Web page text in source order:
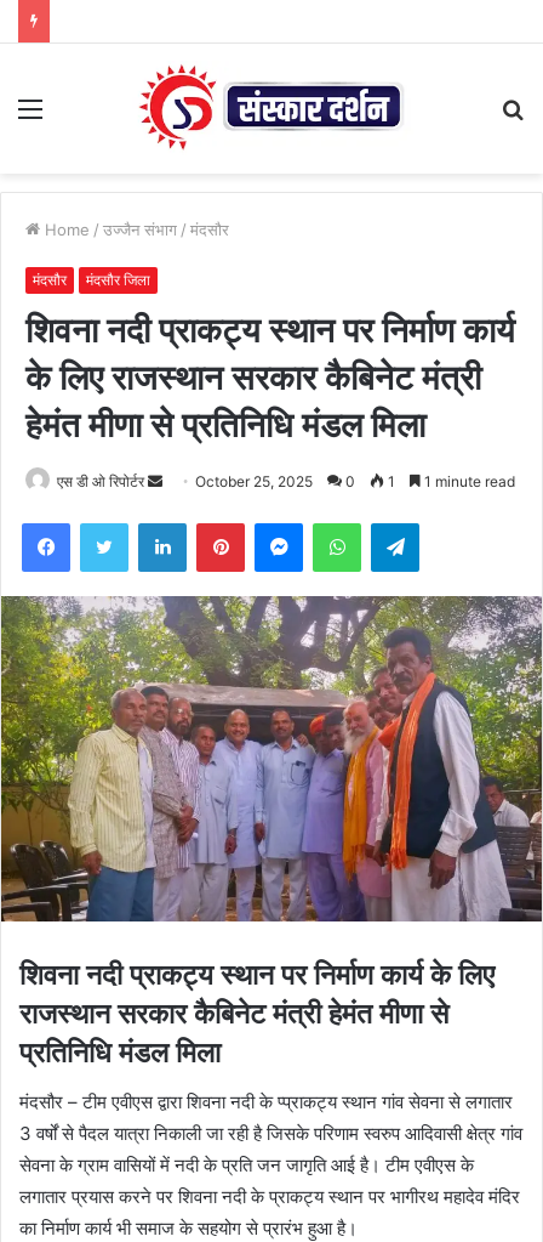
Menu
Home / उज्जैन संभाग / मंदसौर
मंदसौर मंदसौर जिला
शिवना नदी प्राकट्य स्थान पर निर्माण कार्य
के लिए राजस्थान सरकार कैबिनेट मंत्री
हेमंत मीणा से प्रतिनिधि मंडल मिला
एस डी ओ रिपोर्टर
SendOctober 25, 2025 0 1 1 minute read
FacebookTwitter LinkedInPinterestMessengerWhatsAppTelegram
शिवना नदी प्राकट्य स्थान पर निर्माण कार्य के लिए
राजस्थान सरकार कैबिनेट मंत्री हेमंत मीणा से
प्रतिनिधि मंडल मिला
मंदसौर – टीम एवीएस द्वारा शिवना नदी के प्प्राकट्य स्थान गांव सेवना से लगातार
3 वर्षों से पैदल यात्रा निकाली जा रही है जिसके परिणाम स्वरुप आदिवासी क्षेत्र गांव
सेवना के ग्राम वासियों में नदी के प्रति जन जागृति आई है। टीम एवीएस के
लगातार प्रयास करने पर शिवना नदी के प्राकट्य स्थान पर भागीरथ महादेव मंदिर
का निर्माण कार्य भी समाज के सहयोग से प्रारंभ हुआ है।